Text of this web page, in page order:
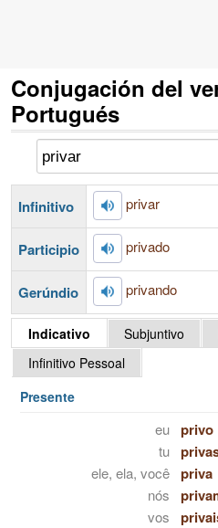
Conjugación del
Portugués
Infinitivo privar
Participio privado
Gerúndio privando
Indicativo Subjuntivo
Infinitivo Pessoal
Presente
eu privo
tu
ele, ela, você priva
nós
vos